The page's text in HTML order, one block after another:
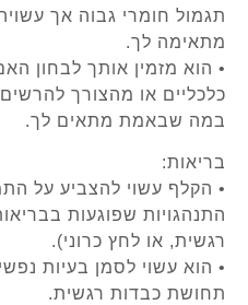
תגמול חומרי גבוה אך
מתאימה לך.
• הוא מזמין אותך לבחון
כלכליים או מהצורך
במה שבאמת מתאים לך.
בריאות:
• הקלף עשוי להצביע על
התנהגויות שפוגעות
רגשית, או לחץ כרוני).
• הוא עשוי לסמן בעיות
תחושת כבדות רגשית.